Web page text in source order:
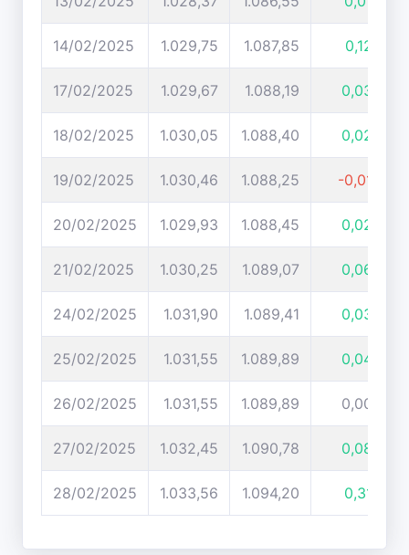
14/02/2025 1.029,75 1.087,85 0,12%
17/02/2025 1.029,67 1.088,19 0,03%
18/02/2025 1.030,05 1.088,40 0,02%
19/02/2025 1.030,46 1.088,25 -0,01%
20/02/2025 1.029,93 1.088,45 0,02%
21/02/2025 1.030,25 1.089,07 0,06%
24/02/2025 1.031,90 1.089,41 0,03%
25/02/2025 1.031,55 1.089,89 0,04%
26/02/2025 1.031,55 1.089,89 0,00%
27/02/2025 1.032,45 1.090,78 0,08%
28/02/2025 1.033,56 1.094,20 0,31%